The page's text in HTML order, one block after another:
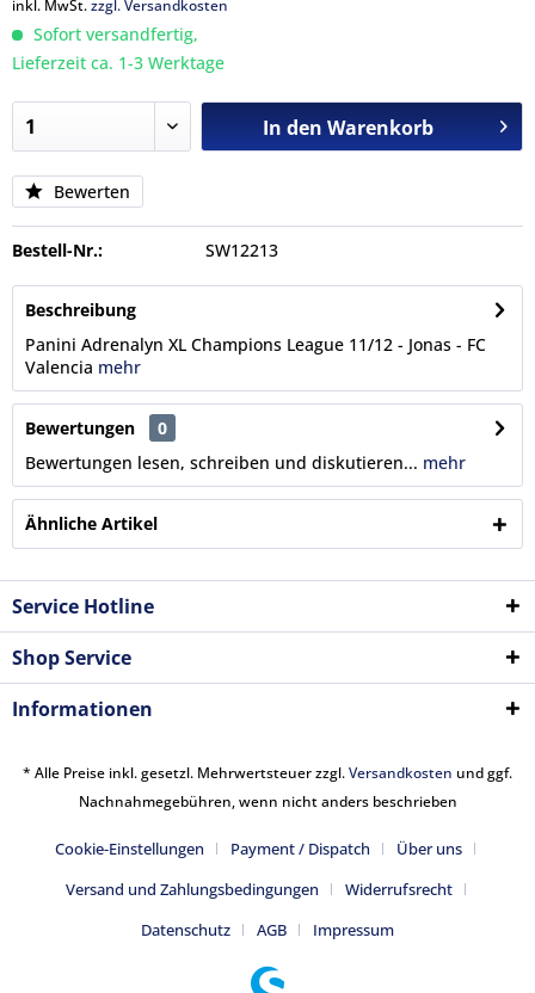
inkl. MwSt.zzgl. Versandkosten
Sofort versandfertig,
Lieferzeit ca. 1-3 Werktage
In den Warenkorb
Bewerten
Bestell-Nr.: SW12213
Beschreibung
Panini Adrenalyn XL Champions League 11/12 - Jonas - FC
Valencia mehr
Bewertungen
0
Bewertungen lesen, schreiben und diskutieren... mehr
Ähnliche Artikel
Service Hotline
Shop Service
Informationen
* Alle Preise inkl. gesetzl. Mehrwertsteuer zzgl.Versandkosten und ggf.
Nachnahmegebühren, wenn nicht anders beschrieben
Cookie-Einstellungen Payment / Dispatch
Über uns
Versand und Zahlungsbedingungen
Widerrufsrecht
Datenschutz
AGB Impressum